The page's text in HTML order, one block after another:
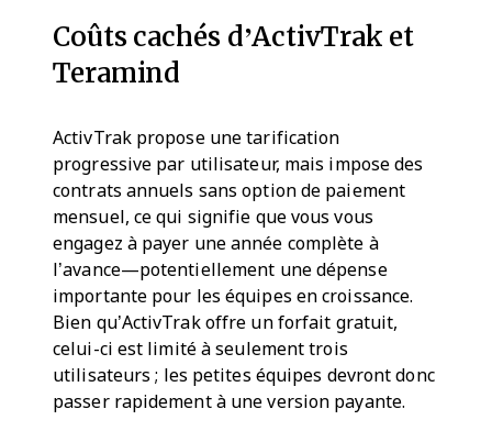
Coûts cachés d’ActivTrak et
Teramind
ActivTrak propose une tarification
progressive par utilisateur, mais impose des
contrats annuels sans option de paiement
mensuel, ce qui signifie que vous vous
engagez à payer une année complète à
l’avance—potentiellement une dépense
importante pour les équipes en croissance.
Bien qu’ActivTrak offre un forfait gratuit,
celui-ci est limité à seulement trois
utilisateurs ; les petites équipes devront donc
passer rapidement à une version payante.